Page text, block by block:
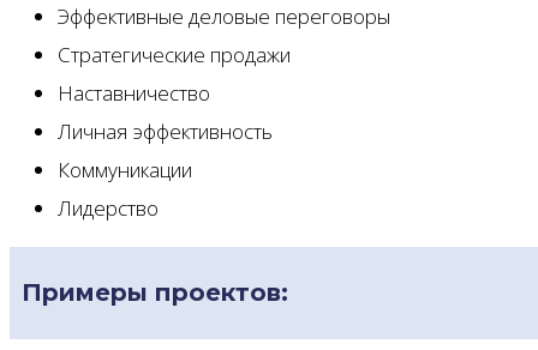
Эффективные деловые переговоры
Стратегические продажи
Наставничество
Личная эффективность
Коммуникации
Лидерство
Примеры проектов: